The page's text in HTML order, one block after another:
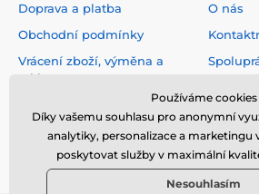
Doprava a platba
Obchodní podmínky
Vrácení zboží, výměna a
reklamace
Online vrácení a reklamace
Sledování zásilky
Nejčastější dotazy
O nás
údajů
Používáme cookies
Díky vašemu souhlasu pro anonymní
analytiky, personalizace a
poskytovat služby v maximální
Nesouhlasím